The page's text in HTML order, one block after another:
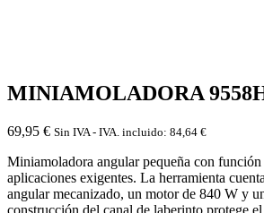
MINIAMOLADORA
69,95 € Sin IVA - IVA. incluido: 84,64 €
Miniamoladora angular pequeña con función
aplicaciones exigentes. La herramienta
angular mecanizado, un motor de 840 W y
construcción del canal de laberinto protege